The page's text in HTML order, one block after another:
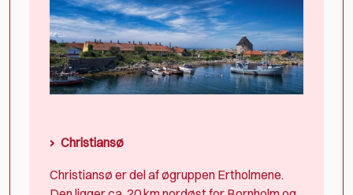
Christiansø
Christiansø er del af øgruppen Ertholmene.